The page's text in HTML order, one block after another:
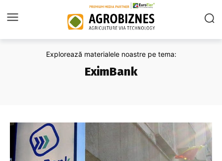
Explorează materialele noastre pe tema:
EximBank